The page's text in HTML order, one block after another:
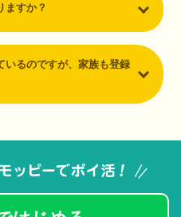
ますか？
いるのですが、家族も登録